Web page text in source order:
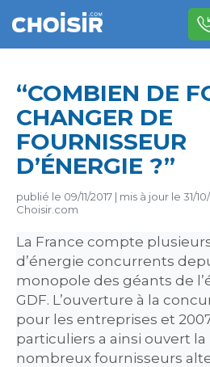
“COMBIEN DE
CHANGER DE
FOURNISSEUR
D’ÉNERGIE ?”
publié le 09/11/2017 | mis à jour le 31/
Choisir.com
La France compte
d’énergie concurrents
monopole des géants de
GDF. L’ouverture à la
pour les entreprises et
particuliers a ainsi ouvert
nombreux fournisseurs